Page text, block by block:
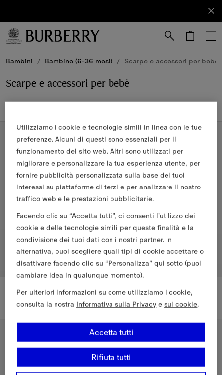
Iscriviti
alla nostra
newsletter.
Bambini / Bambino (6-36 mesi) / Scarpe e accessori per bebè
Scarpe e accessori per bebè
0-24 mesi
€65.00
Bavaglino in cotone spalmato Check, €65.00
6-36 mesi
€300.00
Sneaker in pelle e Check,
8-14 anni
Utilizziamo i cookie e tecnologie simili in linea con le tue
preferenze. Alcuni di questi sono essenziali per il
funzionamento del sito web. Altri sono utilizzati per
migliorare e personalizzare la tua esperienza utente, per
fornire pubblicità personalizzata sulla base dei tuoi
interessi su piattaforme di terzi e per analizzare il nostro
traffico web e le prestazioni pubblicitarie.
Facendo clic su “Accetta tutti”, ci consenti l'utilizzo dei
cookie e delle tecnologie simili per queste finalità e la
condivisione dei tuoi dati con i nostri partner. In
alternativa, puoi scegliere quali tipi di cookie accettare o
disattivare facendo clic su “Personalizza” qui sotto (puoi
cambiare idea in qualunque momento).
Per ulteriori informazioni su come utilizziamo i cookie,
consulta la nostra Informativa sulla Privacy esui cookie.
Rifiuta tutti
Accetta tutti